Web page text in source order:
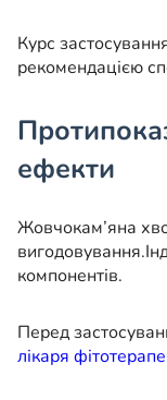
Курс
рекомендацією
ефекти
Жовчокам’яна
вигодовування.
компонентів.
Перед
лікаря